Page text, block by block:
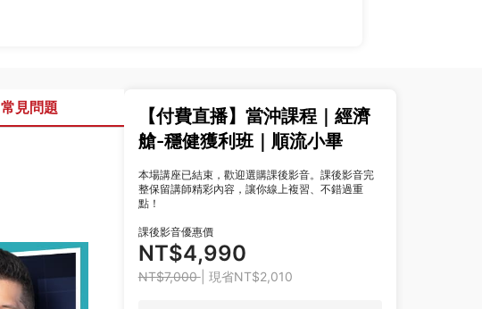
常見問題
【付費直播】當沖課程｜經濟
艙-穩健獲利班｜順流小畢
本場講座已結束，歡迎選購課後影音。課後影音完
整保留講師精彩內容，讓你線上複習、不錯過重
點！
課後影音優惠價
NT$4,990
NT$7,000| 現省NT$2,010